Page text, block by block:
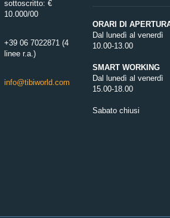
sottoscritto: €
10.000/00
+39 06 7022871 (4
linee r.a.)
info@tibiworld.com
ORARI DI
Dal lunedì al venerdì
10.00-13.00
SMART WORKING
Dal lunedì al venerdì
15.00-18.00
Sabato chiusi